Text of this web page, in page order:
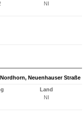
NI
Neuenhauser Straße
Land
NI